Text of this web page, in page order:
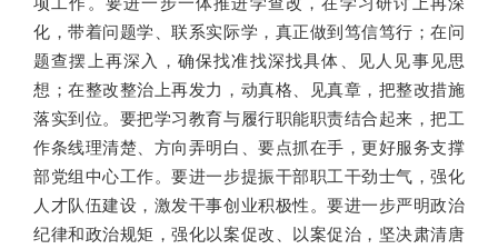
化，带着问题学、联系实际学，真正做到笃信笃行；在问
题查摆上再深入，确保找准找深找具体、见人见事见思
想；在整改整治上再发力，动真格、见真章，把整改措施
落实到位。要把学习教育与履行职能职责结合起来，把工
作条线理清楚、方向弄明白、要点抓在手，更好服务支撑
部党组中心工作。要进一步提振干部职工干劲士气，强化
人才队伍建设，激发干事创业积极性。要进一步严明政治
纪律和政治规矩，强化以案促改、以案促治，坚决肃清唐